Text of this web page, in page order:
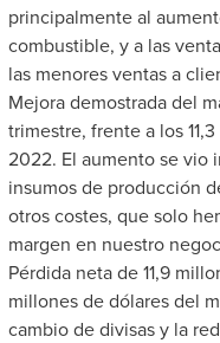
principalmente al
combustible, y a las
las menores ventas a
Mejora demostrada del
trimestre, frente a los
2022. El aumento se vio
insumos de producción
otros costes, que solo
margen en nuestro
Pérdida neta de 11,9
millones de dólares del
cambio de divisas y la